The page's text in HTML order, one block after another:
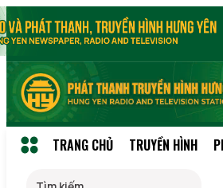
TRANG CHỦ TRUYỀN HÌNH